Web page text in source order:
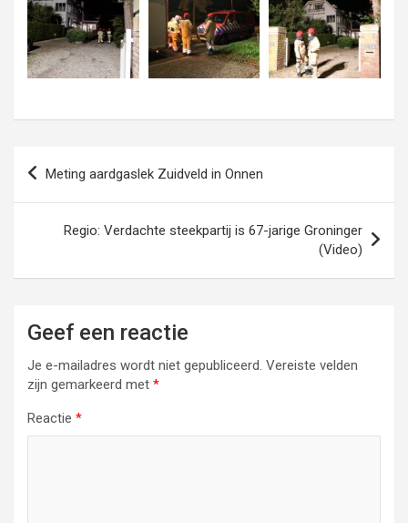
Bericht
navigatie
Meting aardgaslek Zuidveld in Onnen
Regio: Verdachte steekpartij is 67-jarige Groninger
(Video)
Geef een reactie
Je e-mailadres wordt niet gepubliceerd. Vereiste velden
zijn gemarkeerd met *
Reactie *